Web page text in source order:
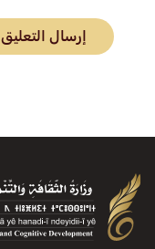
إرسال التعليق